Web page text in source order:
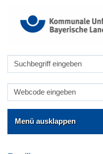
Menü ausklappen